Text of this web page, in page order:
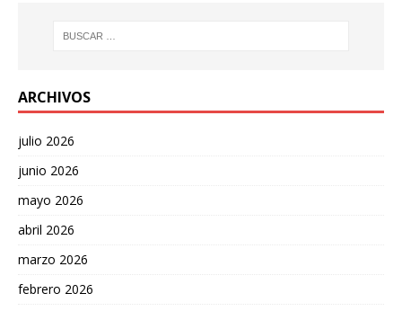
ARCHIVOS
julio 2026
junio 2026
mayo 2026
abril 2026
marzo 2026
febrero 2026